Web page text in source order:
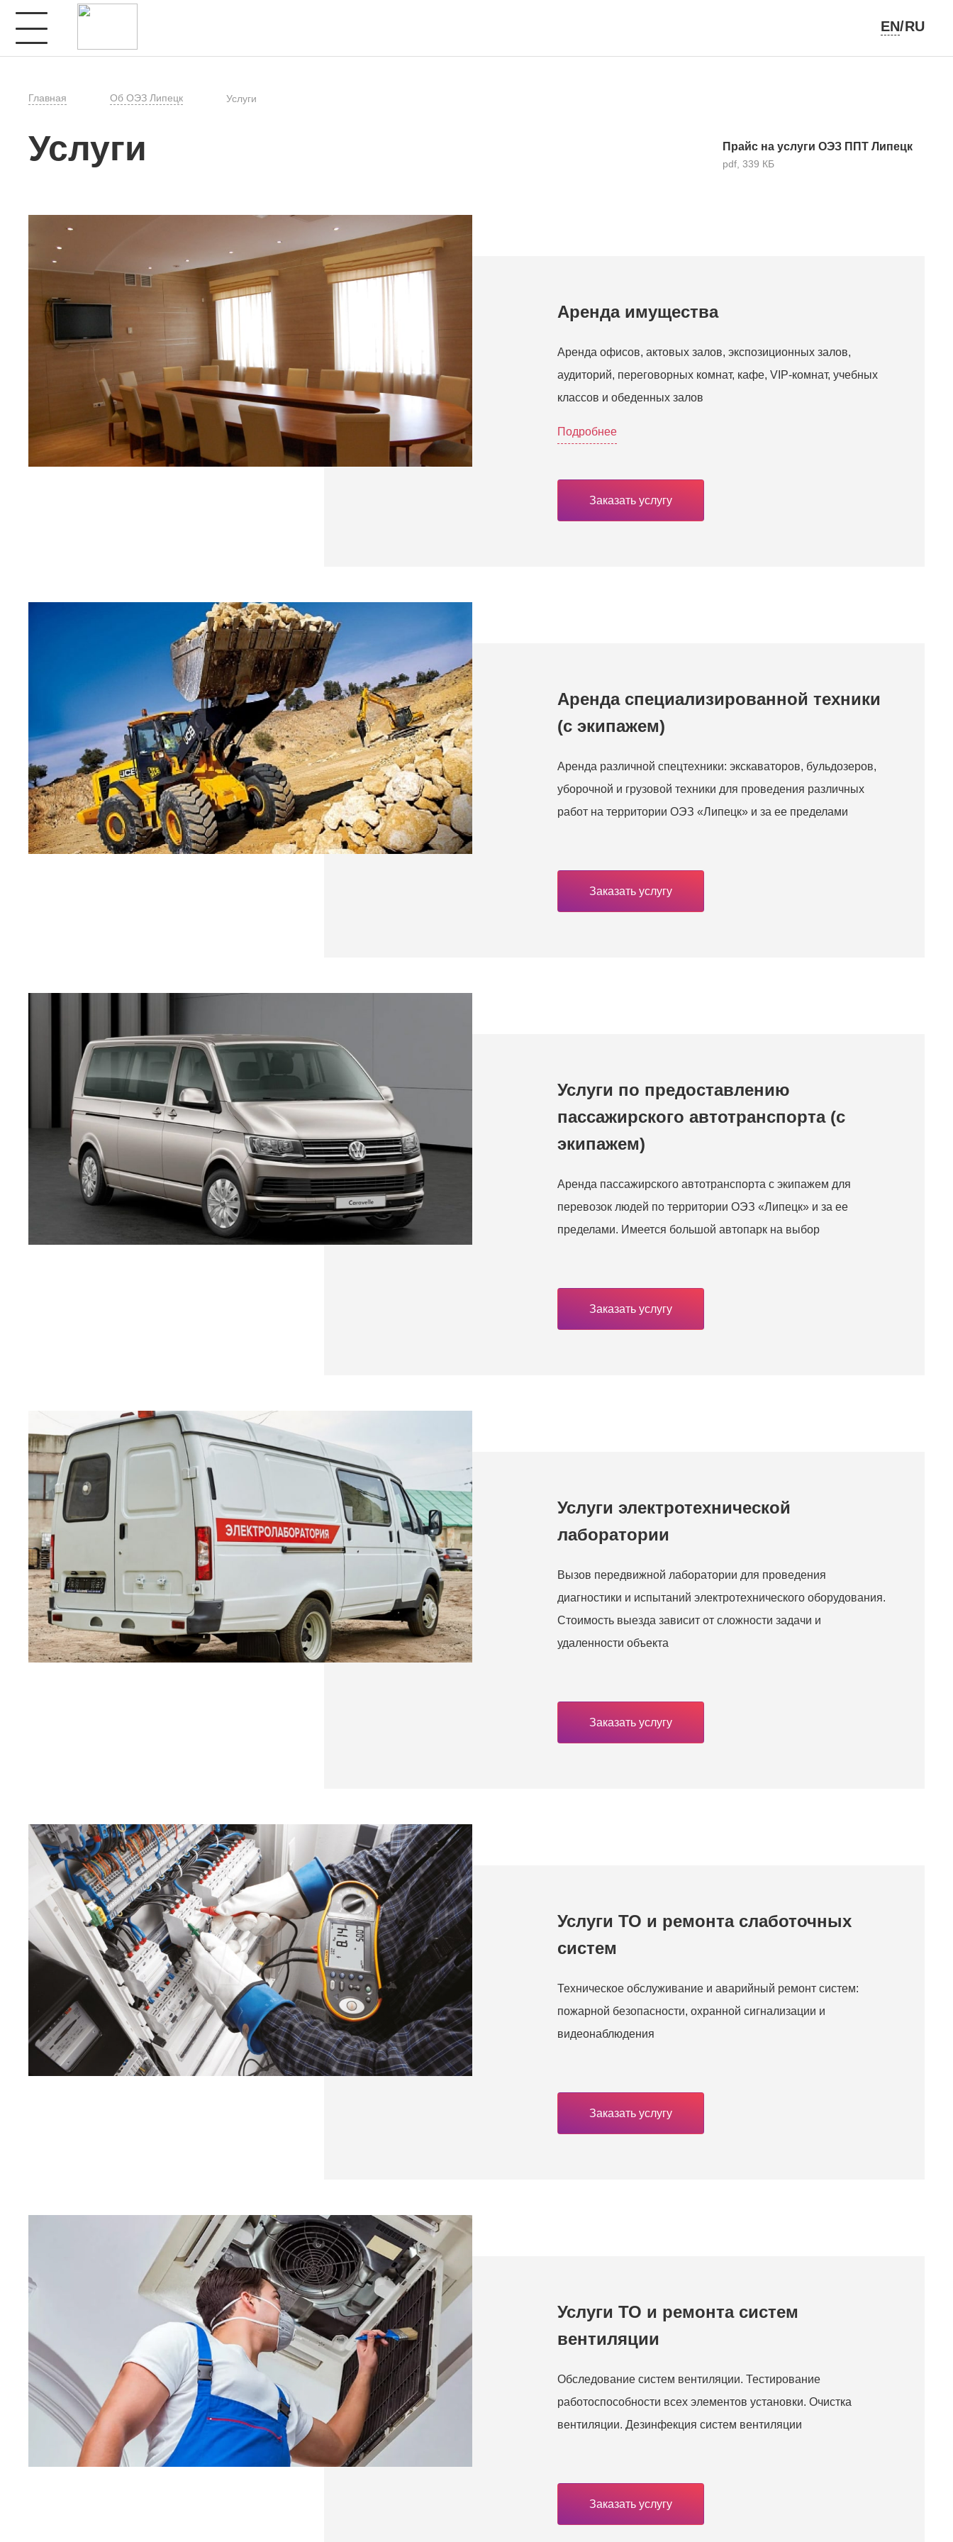
EN/RU
Главная Об ОЭЗ Липецк Услуги
Услуги Прайс на услуги ОЭЗ ППТ Липецк
pdf, 339 КБ
Аренда имущества
Аренда офисов, актовых залов, экспозиционных залов,
аудиторий, переговорных комнат, кафе, VIP-комнат, учебных
классов и обеденных залов
Подробнее
Заказать услугу
Аренда специализированной техники
(с экипажем)
Аренда различной спецтехники: экскаваторов, бульдозеров,
уборочной и грузовой техники для проведения различных
работ на территории ОЭЗ «Липецк» и за ее пределами
Заказать услугу
Услуги по предоставлению
пассажирского автотранспорта (с
экипажем)
Аренда пассажирского автотранспорта с экипажем для
перевозок людей по территории ОЭЗ «Липецк» и за ее
пределами. Имеется большой автопарк на выбор
Заказать услугу
Услуги электротехнической
лаборатории
Вызов передвижной лаборатории для проведения
диагностики и испытаний электротехнического оборудования.
Стоимость выезда зависит от сложности задачи и
удаленности объекта
Заказать услугу
Услуги ТО и ремонта слаботочных
систем
Техническое обслуживание и аварийный ремонт систем:
пожарной безопасности, охранной сигнализации и
видеонаблюдения
Заказать услугу
Услуги ТО и ремонта систем
вентиляции
Обследование систем вентиляции. Тестирование
работоспособности всех элементов установки. Очистка
вентиляции. Дезинфекция систем вентиляции
Заказать услугу